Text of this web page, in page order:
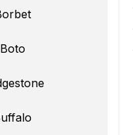
Boto